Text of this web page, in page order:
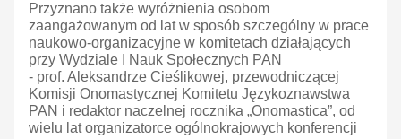
Przyznano także wyróżnienia osobom
zaangażowanym od lat w sposób szczególny w prace
naukowo-organizacyjne w komitetach działających
przy Wydziale I Nauk Społecznych PAN
- prof. Aleksandrze Cieślikowej, przewodniczącej
Komisji Onomastycznej Komitetu Językoznawstwa
PAN i redaktor naczelnej rocznika „Onomastica”, od
wielu lat organizatorce ogólnokrajowych konferencji